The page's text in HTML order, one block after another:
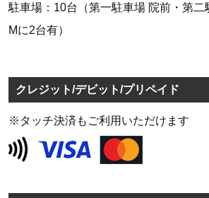
駐車場：10台（第一駐車場 院前・第二
Mに2台有）
クレジット/デビット/プリペイド
※タッチ決済もご利用いただけます